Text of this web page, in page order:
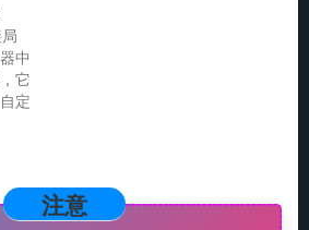
中
它
定
注意